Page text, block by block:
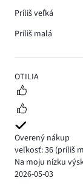
4
OTILIA
Overený nákup
veľkosť: 36 (príliš
Na moju nízku
2026-05-03
Príliš veľká
Príliš malá